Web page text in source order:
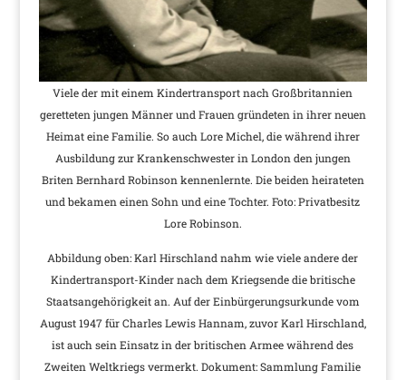
Viele der mit einem Kindertransport nach Großbritannien
geretteten jungen Männer und Frauen gründeten in ihrer neuen
Heimat eine Familie. So auch Lore Michel, die während ihrer
Ausbildung zur Krankenschwester in London den jungen
Briten Bernhard Robinson kennenlernte. Die beiden heirateten
und bekamen einen Sohn und eine Tochter. Foto: Privatbesitz
Lore Robinson.
Abbildung oben: Karl Hirschland nahm wie viele andere der
Kindertransport-Kinder nach dem Kriegsende die britische
Staatsangehörigkeit an. Auf der Einbürgerungsurkunde vom
August 1947 für Charles Lewis Hannam, zuvor Karl Hirschland,
ist auch sein Einsatz in der britischen Armee während des
Zweiten Weltkriegs vermerkt. Dokument: Sammlung Familie